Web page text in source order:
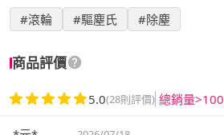
#滾輪 #驅塵氏 #除塵
商品評價
5.0(28則評價) 總銷量>100